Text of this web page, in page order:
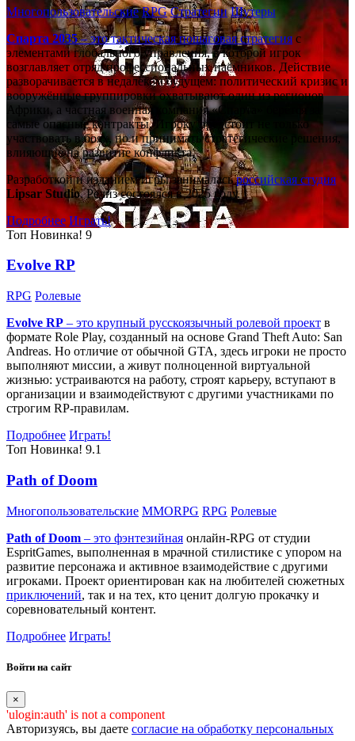
Многопользовательские RPG Стратегии Шутеры
Спарта 2035– это тактическаяпошаговая стратегияс
элементами глобального управления, в которой игрок
возглавляет отряд профессиональных наёмников. Действие
разворачивается в недалёком будущем: политический кризис и
вооружённые группировки охватывают один из регионов
Африки, а частная военная компания «Спарта» берётся за
самые опасные контракты. Игроку предстоит не только
участвовать в боях, но и принимать стратегические решения,
влияющие на развитие конфликта.
Разработкой и изданием игры занималасьроссийская студия
Lipsar Studio. Релиз состоялся в 2025 году.
Подробнее Играть!
Топ Новинка! 9
Evolve RP
RPG Ролевые
Evolve RP – это крупный русскоязычный ролевой проект в
формате Role Play, созданный на основе Grand Theft Auto: San
Andreas. Но отличие от обычной GTA, здесь игроки не просто
выполняют миссии, а живут полноценной виртуальной
жизнью: устраиваются на работу, строят карьеру, вступают в
организации и взаимодействуют с другими участниками по
строгим RP-правилам.
Подробнее Играть!
Топ Новинка! 9.1
Path of Doom
Многопользовательские MMORPG RPG Ролевые
Path of Doom – это фэнтезийная онлайн-RPG от студии
EspritGames, выполненная в мрачной стилистике с упором на
развитие персонажа и активное взаимодействие с другими
игроками. Проект ориентирован как на любителей сюжетных
приключений, так и на тех, кто ценит долгую прокачку и
соревновательный контент.
Подробнее Играть!
Войти на сайт
×
'ulogin:auth' is not a component
Авторизуясь, вы даете согласие на обработку персональных